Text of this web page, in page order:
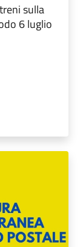
sulla
6 luglio